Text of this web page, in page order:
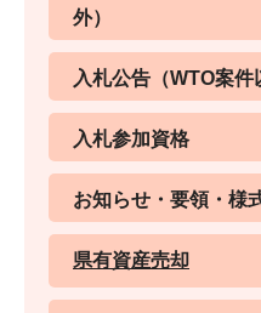
外）
入札公告（WTO案件
入札参加資格
お知らせ・要領・様
県有資産売却